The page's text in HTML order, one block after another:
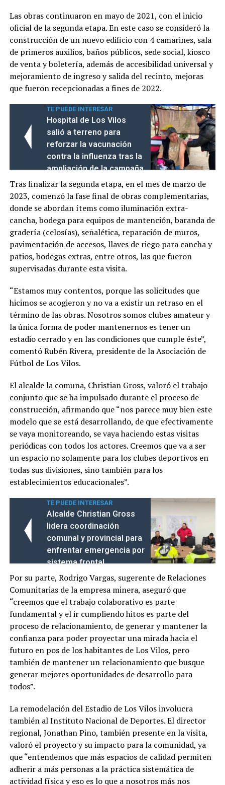
Las obras continuaron en mayo de 2021, con el inicio
oficial de la segunda etapa. En este caso se consideró la
construcción de un nuevo edificio con 4 camarines, sala
de primeros auxilios, baños públicos, sede social, kiosco
de venta y boletería, además de accesibilidad universal y
mejoramiento de ingreso y salida del recinto, mejoras
que fueron recepcionadas a fines de 2022.
TE PUEDE INTERESAR
Hospital de Los Vilos
salió a terreno para
reforzar la vacunación
contra la influenza tras la
ampliación de la campaña
Tras finalizar la segunda etapa, en el mes de marzo de
2023, comenzó la fase final de obras complementarias,
donde se abordan ítems como iluminación extra-
cancha, bodega para equipos de mantención, baranda de
gradería (celosías), señalética, reparación de muros,
pavimentación de accesos, llaves de riego para cancha y
patios, bodegas extras, entre otros, las que fueron
supervisadas durante esta visita.
“Estamos muy contentos, porque las solicitudes que
hicimos se acogieron y no va a existir un retraso en el
término de las obras. Nosotros somos clubes amateur y
la única forma de poder mantenernos es tener un
estadio cerrado y en las condiciones que cumple éste”,
comentó Rubén Rivera, presidente de la Asociación de
Fútbol de Los Vilos.
El alcalde la comuna, Christian Gross, valoró el trabajo
conjunto que se ha impulsado durante el proceso de
construcción, afirmando que “nos parece muy bien este
modelo que se está desarrollando, de que efectivamente
se vaya monitoreando, se vaya haciendo estas visitas
periódicas con todos los actores. Creemos que va a ser
un espacio no solamente para los clubes deportivos en
todas sus divisiones, sino también para los
establecimientos educacionales”.
TE PUEDE INTERESAR
Alcalde Christian Gross
lidera coordinación
comunal y provincial para
enfrentar emergencia por
sistema frontal
Por su parte, Rodrigo Vargas, sugerente de Relaciones
Comunitarias de la empresa minera, aseguró que
“creemos que el trabajo colaborativo es parte
fundamental y el ir cumpliendo hitos es parte del
proceso de relacionamiento, de generar y mantener la
confianza para poder proyectar una mirada hacia el
futuro en pos de los habitantes de Los Vilos, pero
también de mantener un relacionamiento que busque
generar mejores oportunidades de desarrollo para
todos”.
La remodelación del Estadio de Los Vilos involucra
también al Instituto Nacional de Deportes. El director
regional, Jonathan Pino, también presente en la visita,
valoró el proyecto y su impacto para la comunidad, ya
que “entendemos que más espacios de calidad permiten
adherir a más personas a la práctica sistemática de
actividad física y eso es lo que a nosotros más nos